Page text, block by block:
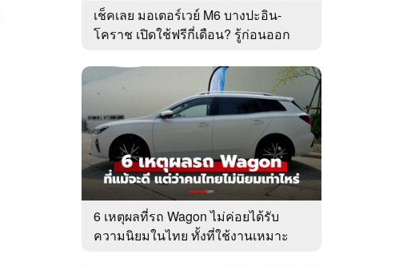
เช็คเลย มอเตอร์เวย์ M6 บางปะอิน-
โคราช เปิดใช้ฟรีกี่เดือน? รู้ก่อนออก
6 เหตุผลที่รถ Wagon ไม่ค่อยได้รับ
ความนิยมในไทย ทั้งที่ใช้งานเหมาะ